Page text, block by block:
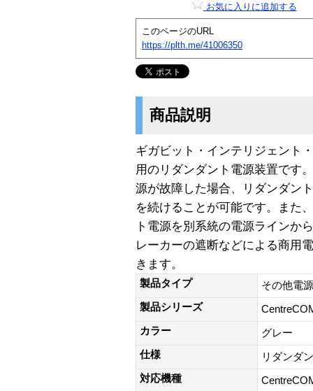
お気に入りに追加する
このページのURL
https://plth.me/41006350
商品説明
ギガビット・インテリジェント
用のリダンダント電源装置です
源が故障した場合、リダンダン
を続けることが可能です。また
ト電源を別系統の電源ラインか
レーカーの遮断などによる商用
きます。
製品タイプ
その他電
製品シリーズ
カラー
グレー
仕様
リダンダ
対応機種